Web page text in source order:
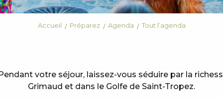
Accueil Préparez Agenda Tout l’agenda
votre séjour, laissez-vous séduire par la
Grimaud et dans le Golfe de Saint-Tropez.